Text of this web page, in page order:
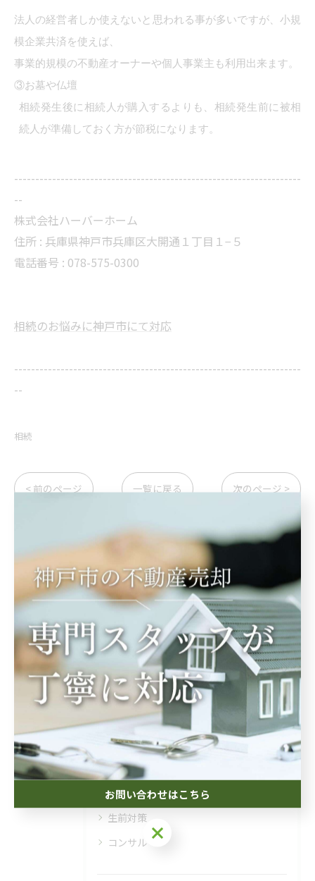
法人の経営者しか使えないと思われる事が多いですが、小規
模企業共済を使えば、
事業的規模の不動産オーナーや個人事業主も利用出来ます。
③お墓や仏壇
相続発生後に相続人が購入するよりも、相続発生前に被相
続人が準備しておく方が節税になります。
--------------------------------------------------------------------
--
株式会社ハーバーホーム
住所 : 兵庫県神戸市兵庫区大開通１丁目１−５
電話番号 : 078-575-0300
相続のお悩みに神戸市にて対応
--------------------------------------------------------------------
--
相続
< 前のページ 一覧に戻る 次のページ >
関連タグ
#相続
カテゴリー Categories
全てのカテゴリー
相続
空き家
投資
生前対策
コンサル
お問い合わせはこちら
お問い合わせはこちら